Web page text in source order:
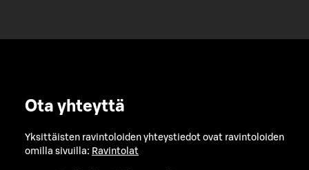
Ota yhteyttä
Yksittäisten ravintoloiden yhteystiedot ovat ravintoloiden
omilla sivuilla: Ravintolat